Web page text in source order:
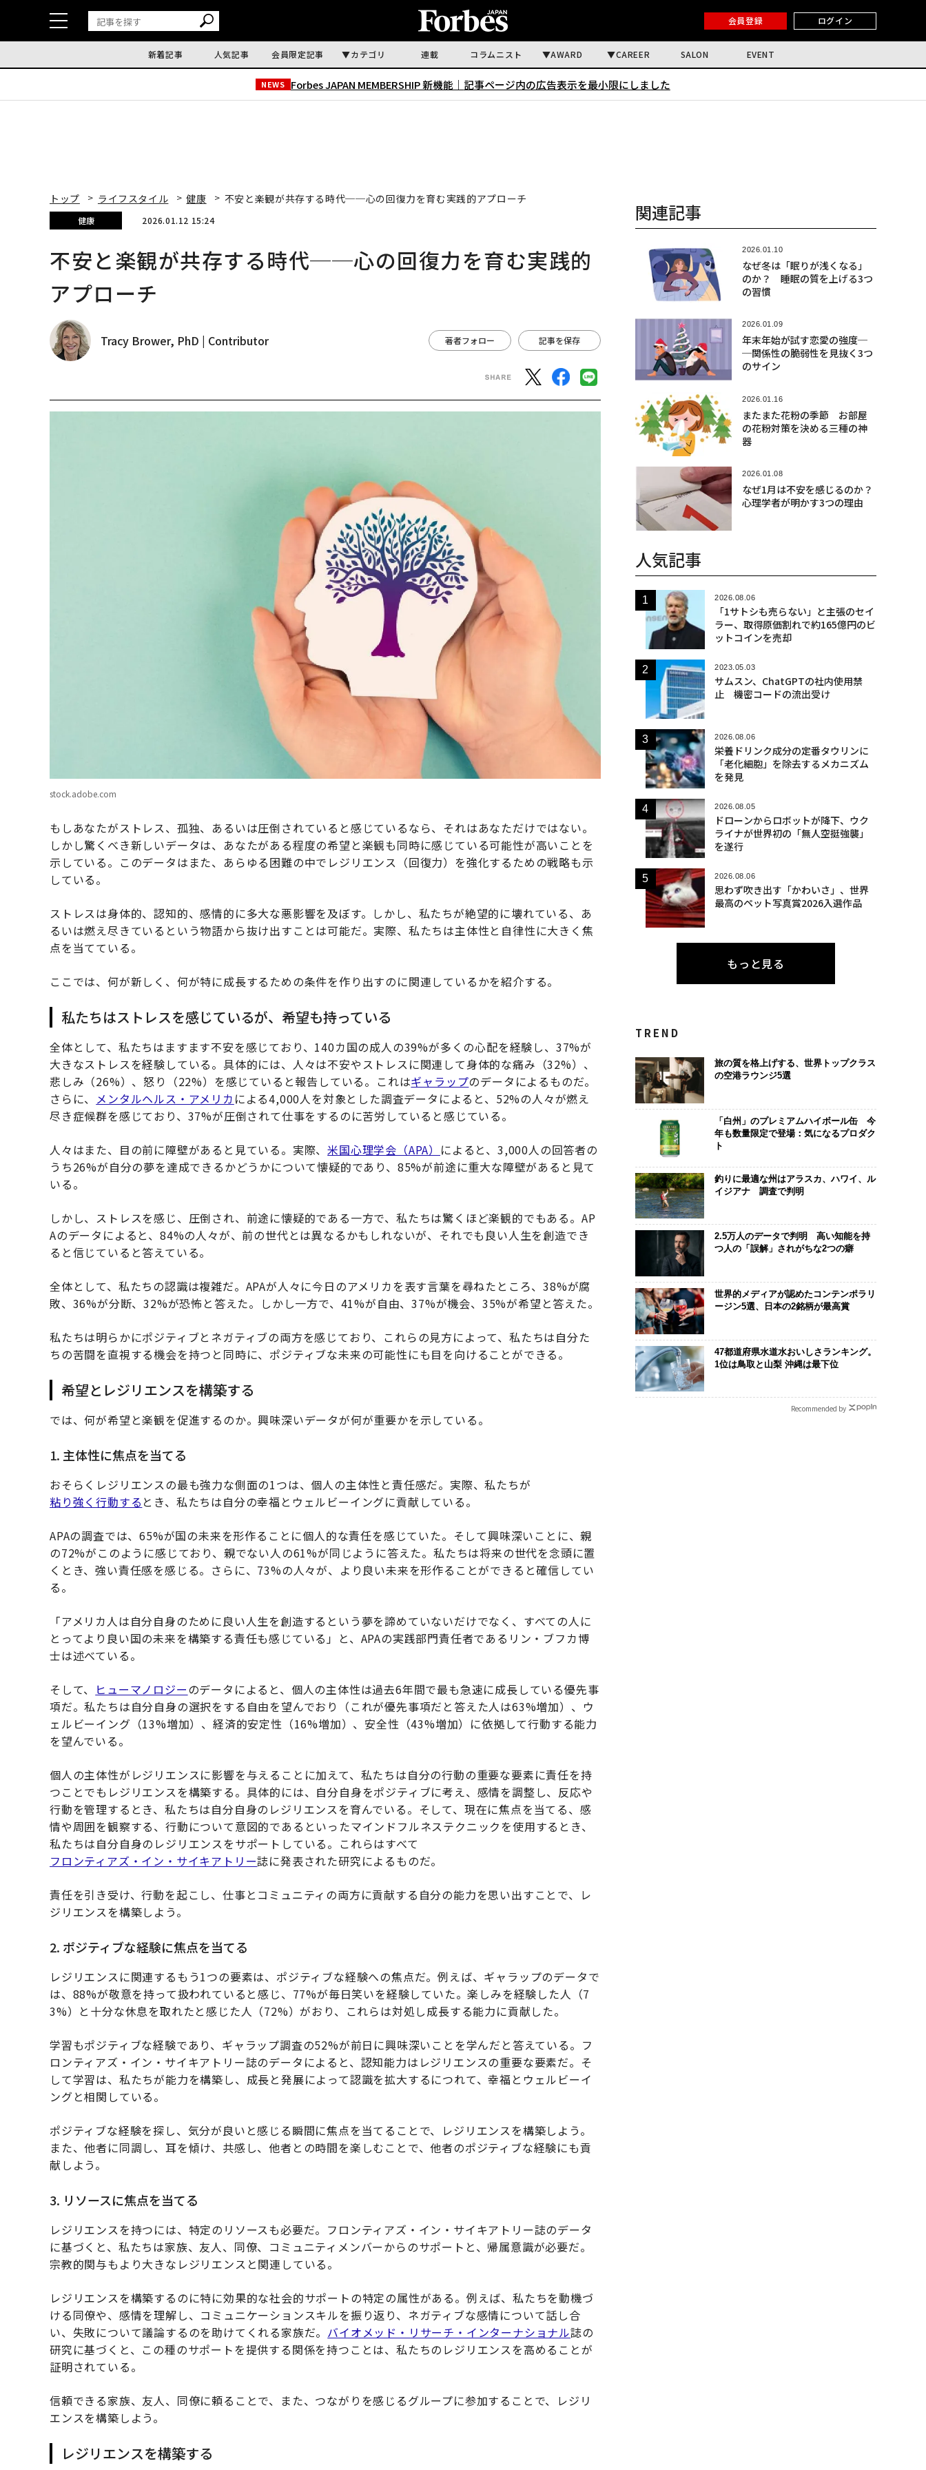
会員登録 ログイン
新着記事 人気記事 会員限定記事 カテゴリ 連載 コラムニスト AWARD CAREER SALON EVENT
NEWS Forbes JAPAN MEMBERSHIP 新機能｜ 記事ページ内の広告表示を最小限にしました
トップ ライフスタイル 健康 不安と楽観が共存する時代──心の回復力を育む実践的アプローチ
健康 2026.01.12 15:24
不安と楽観が共存する時代──心の回復力を育む実践的
アプローチ
Tracy Brower, PhD | Contributor 著者フォロー 記事を保存
stock.adobe.com
もしあなたがストレス、孤独、あるいは圧倒されていると感じているなら、それはあなただけではない。
しかし驚くべき新しいデータは、あなたがある程度の希望と楽観も同時に感じている可能性が高いことを
示している。このデータはまた、あらゆる困難の中でレジリエンス（回復力）を強化するための戦略も示
している。
ストレスは身体的、認知的、感情的に多大な悪影響を及ぼす。しかし、私たちが絶望的に壊れている、あ
るいは燃え尽きているという物語から抜け出すことは可能だ。実際、私たちは主体性と自律性に大きく焦
点を当てている。
ここでは、何が新しく、何が特に成長するための条件を作り出すのに関連しているかを紹介する。
私たちはストレスを感じているが、希望も持っている
全体として、私たちはますます不安を感じており、140カ国の成人の39%が多くの心配を経験し、37%が
大きなストレスを経験している。具体的には、人々は不安やストレスに関連して身体的な痛み（32%）、
悲しみ（26%）、怒り（22%）を感じていると報告している。これはギャラップのデータによるものだ。
さらに、 メンタルヘルス・アメリカ による4,000人を対象とした調査データによると、52%の人々が燃え
尽き症候群を感じており、37%が圧倒されて仕事をするのに苦労していると感じている。
人々はまた、目の前に障壁があると見ている。実際、米国心理学会（APA） によると、3,000人の回答者の
うち26%が自分の夢を達成できるかどうかについて懐疑的であり、85%が前途に重大な障壁があると見て
いる。
しかし、ストレスを感じ、圧倒され、前途に懐疑的である一方で、私たちは驚くほど楽観的でもある。AP
Aのデータによると、84%の人々が、前の世代とは異なるかもしれないが、それでも良い人生を創造でき
ると信じていると答えている。
全体として、私たちの認識は複雑だ。APAが人々に今日のアメリカを表す言葉を尋ねたところ、38%が腐
敗、36%が分断、32%が恐怖と答えた。しかし一方で、41%が自由、37%が機会、35%が希望と答えた。
私たちは明らかにポジティブとネガティブの両方を感じており、これらの見方によって、私たちは自分た
ちの苦闘を直視する機会を持つと同時に、ポジティブな未来の可能性にも目を向けることができる。
希望とレジリエンスを構築する
では、何が希望と楽観を促進するのか。興味深いデータが何が重要かを示している。
1. 主体性に焦点を当てる
おそらくレジリエンスの最も強力な側面の1つは、個人の主体性と責任感だ。実際、私たちが
粘り強く行動する とき、私たちは自分の幸福とウェルビーイングに貢献している。
APAの調査では、65%が国の未来を形作ることに個人的な責任を感じていた。そして興味深いことに、親
の72%がこのように感じており、親でない人の61%が同じように答えた。私たちは将来の世代を念頭に置
くとき、強い責任感を感じる。さらに、73%の人々が、より良い未来を形作ることができると確信してい
る。
「アメリカ人は自分自身のために良い人生を創造するという夢を諦めていないだけでなく、すべての人に
とってより良い国の未来を構築する責任も感じている」と、APAの実践部門責任者であるリン・ブフカ博
士は述べている。
そして、 ヒューマノロジーのデータによると、個人の主体性は過去6年間で最も急速に成長している優先事
項だ。私たちは自分自身の選択をする自由を望んでおり（これが優先事項だと答えた人は63%増加）、ウ
ェルビーイング（13%増加）、経済的安定性（16%増加）、安全性（43%増加）に依拠して行動する能力
を望んでいる。
個人の主体性がレジリエンスに影響を与えることに加えて、私たちは自分の行動の重要な要素に責任を持
つことでもレジリエンスを構築する。具体的には、自分自身をポジティブに考え、感情を調整し、反応や
行動を管理するとき、私たちは自分自身のレジリエンスを育んでいる。そして、現在に焦点を当てる、感
情や周囲を観察する、行動について意図的であるといったマインドフルネステクニックを使用するとき、
私たちは自分自身のレジリエンスをサポートしている。これらはすべて
フロンティアズ・イン・サイキアトリー誌に発表された研究によるものだ。
責任を引き受け、行動を起こし、仕事とコミュニティの両方に貢献する自分の能力を思い出すことで、レ
ジリエンスを構築しよう。
2. ポジティブな経験に焦点を当てる
レジリエンスに関連するもう1つの要素は、ポジティブな経験への焦点だ。例えば、ギャラップのデータで
は、88%が敬意を持って扱われていると感じ、77%が毎日笑いを経験していた。楽しみを経験した人（7
3%）と十分な休息を取れたと感じた人（72%）がおり、これらは対処し成長する能力に貢献した。
学習もポジティブな経験であり、ギャラップ調査の52%が前日に興味深いことを学んだと答えている。フ
ロンティアズ・イン・サイキアトリー誌のデータによると、認知能力はレジリエンスの重要な要素だ。そ
して学習は、私たちが能力を構築し、成長と発展によって認識を拡大するにつれて、幸福とウェルビーイ
ングと相関している。
ポジティブな経験を探し、気分が良いと感じる瞬間に焦点を当てることで、レジリエンスを構築しよう。
また、他者に同調し、耳を傾け、共感し、他者との時間を楽しむことで、他者のポジティブな経験にも貢
献しよう。
3. リソースに焦点を当てる
レジリエンスを持つには、特定のリソースも必要だ。フロンティアズ・イン・サイキアトリー誌のデータ
に基づくと、私たちは家族、友人、同僚、コミュニティメンバーからのサポートと、帰属意識が必要だ。
宗教的関与もより大きなレジリエンスと関連している。
レジリエンスを構築するのに特に効果的な社会的サポートの特定の属性がある。例えば、私たちを動機づ
ける同僚や、感情を理解し、コミュニケーションスキルを振り返り、ネガティブな感情について話し合
い、失敗について議論するのを助けてくれる家族だ。 バイオメッド・リサーチ・インターナショナル誌の
研究に基づくと、この種のサポートを提供する関係を持つことは、私たちのレジリエンスを高めることが
証明されている。
信頼できる家族、友人、同僚に頼ることで、また、つながりを感じるグループに参加することで、レジリ
エンスを構築しよう。
レジリエンスを構築する
関連記事
2026.01.10
なぜ冬は「眠りが浅くなる」
のか？ 睡眠の質を上げる3つ
の習慣
2026.01.09
年末年始が試す恋愛の強度─
─関係性の脆弱性を見抜く3つ
のサイン
2026.01.16
またまた花粉の季節 お部屋
の花粉対策を決める三種の神
器
2026.01.08
なぜ1月は不安を感じるのか？
心理学者が明かす3つの理由
人気記事
2026.08.06
「1サトシも売らない」と主張のセイ
ラー、取得原価割れで約165億円のビ
ットコインを売却
2023.05.03
サムスン、ChatGPTの社内使用禁
止 機密コードの流出受け
2026.08.06
栄養ドリンク成分の定番タウリンに
「老化細胞」を除去するメカニズム
を発見
2026.08.05
ドローンからロボットが降下、ウク
ライナが世界初の「無人空挺強襲」
を遂行
2026.08.06
思わず吹き出す「かわいさ」、世界
最高のペット写真賞2026入選作品
もっと見る
TREND
旅の質を格上げする、世界トップクラス
の空港ラウンジ5選
「白州」のプレミアムハイボール缶 今
年も数量限定で登場：気になるプロダク
ト
釣りに最適な州はアラスカ、ハワイ、ル
イジアナ 調査で判明
2.5万人のデータで判明 高い知能を持
つ人の「誤解」されがちな2つの癖
世界的メディアが認めたコンテンポラリ
ージン5選、日本の2銘柄が最高賞
47都道府県水道水おいしさランキング。
1位は鳥取と山梨 沖縄は最下位
Recommended by